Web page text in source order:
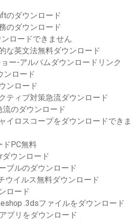
のダウンロード
のダウンロード
ロードできません
な英文法無料ダウンロード
ー-アルバムダウンロードリンク
ンロード
ンロード
ティブ対策急流ダウンロード
のダウンロード
イロスコープをダウンロードできま
ドPC無料
ウンロード
ブルのダウンロード
ウイルス無料ダウンロード
ロード
.3dsファイルをダウンロード
プリをダウンロード